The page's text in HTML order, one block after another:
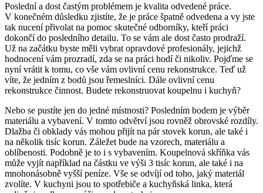
Poslední a dost častým problémem je kvalita odvedené práce.
V konečném důsledku zjistíte, že je práce špatně odvedena a vy jste
tak nucení přivolat na pomoc skutečné odborníky, kteří práci
dokončí do posledního detailu. To se vám ale dost často prodraží.
Už na začátku byste měli vybrat opravdové profesionály, jejichž
hodnocení vám prozradí, zda se na práci hodí či nikoliv. Pojďme se
nyní vrátit k tomu, co vše vám ovlivní cenu rekonstrukce. Teď už
víte, že jedním z bodů jsou řemeslníci. Dále ovlivní cenu
rekonstrukce činnost. Budete rekonstruovat koupelnu i kuchyň?
Nebo se pustíte jen do jedné místnosti? Posledním bodem je výběr
materiálu a vybavení. V tomto odvětví jsou rovněž obrovské rozdíly.
Dlažba či obklady vás mohou přijít na pár stovek korun, ale také i
na několik tisíc korun. Záležet bude na vzorech, materiálu a
oblíbenosti. Podobně je to i s vybavením. Koupelnová skříňka vás
může vyjít například na částku ve výši 3 tisíc korun, ale také i na
mnohonásobně vyšší peníze. Vše se odvíjí od toho, jaký materiál
zvolíte. V kuchyni jsou to spotřebiče a kuchyňská linka, která